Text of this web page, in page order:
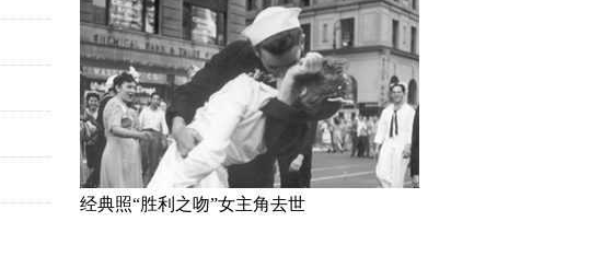
经典照“胜利之吻”女主角去世